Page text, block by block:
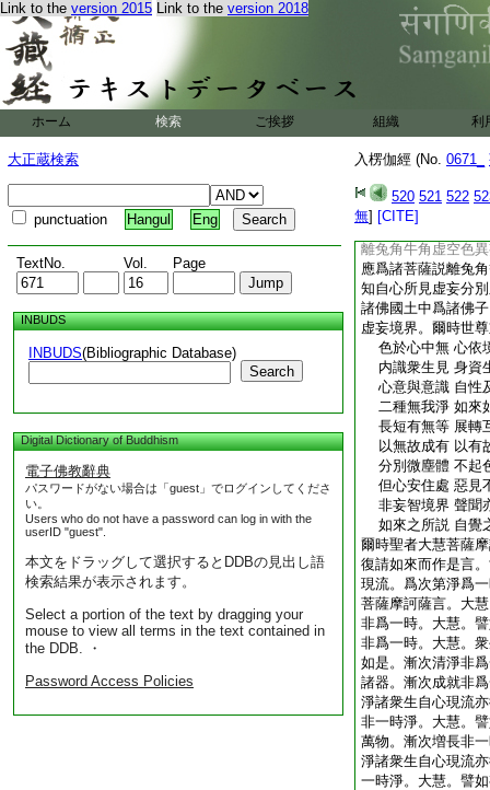
Link to the version 2015 Link to the version 2018
ホーム 検索 ご挨拶 組織 利
大正蔵検索
punctuation Hangul Eng
TextNo. Vol. Page
INBUDS
INBUDS(Bibliographic Database)
Search
Digital Dictionary of Buddhism
電子佛教辭典
パスワードがない場合は「guest」でログインしてくださ
い。
Users who do not have a password can log in with the
userID "guest".
本文をドラッグして選択するとDDBの見出し語
検索結果が表示されます。
Select a portion of the text by dragging your
mouse to view all terms in the text contained in
the DDB. ・
Password Access Policies
入楞伽經 (No. 0671_
520 521 522
無] [CITE]
大慧。復有餘外道
相長短。見虚空無
於虚空有其分齊。
大入虚空故。大慧
各別不住虚空。而
兔角亦如是。因牛
彼牛角
9
折爲微
見。彼何等何等法
有耶無耶。若如是
爾時佛告聖者大慧
離兔角牛角虚空色
應爲諸菩薩説離兔
知自心所見虚妄分
諸佛國土中爲諸佛
虚妄境界。爾時世
色於心中無 心依
内識衆生見 身資
心意與意識 自性
二種無我淨 如來
長短有無等 展轉
以無故成有 以有
分別微塵體 不起
但心安住處 惡見
非妄智境界 聲聞
如來之所説 自覺
爾時聖者大慧菩薩
復請如來而作是言
現流。爲次第淨爲
菩薩摩訶薩言。大
非爲一時。大慧。
非爲一時。大慧。
如是。漸次清淨非
諸器。漸次成就非
淨諸衆生自心現流
非一時淨。大慧。
萬物。漸次増長非
淨諸衆生自心現流
一時淨。大慧。譬